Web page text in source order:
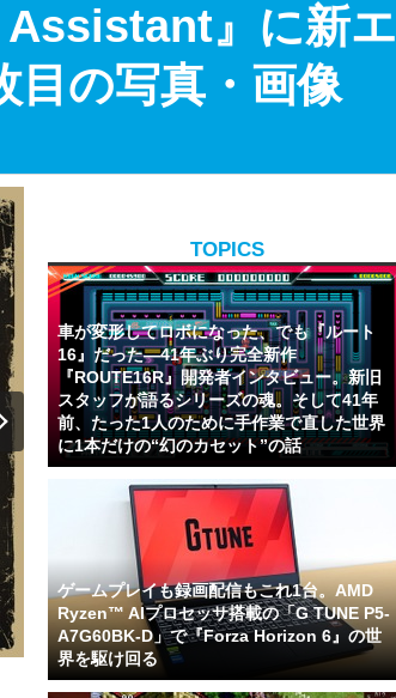
』に新エ
目の写真・画像
TOPICS
車が変形してロボになった、でも『ルート
16』だった―41年ぶり完全新作
『ROUTE16R』開発者インタビュー。新旧
スタッフが語るシリーズの魂。そして41年
前、たった1人のために手作業で直した世界
に1本だけの“幻のカセット”の話
ゲームプレイも録画配信もこれ1台。AMD
Ryzen™ AIプロセッサ搭載の「G TUNE P5-
A7G60BK-D」で『Forza Horizon 6』の世
界を駆け回る